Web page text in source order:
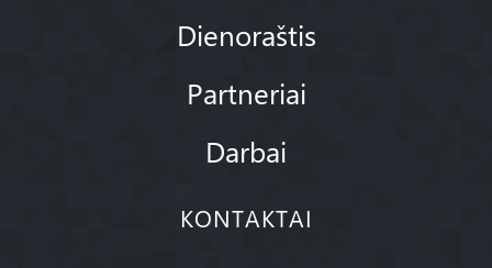
Dienoraštis
Partneriai
Darbai
KONTAKTAI